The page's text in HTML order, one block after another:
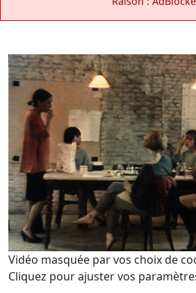
Vidéo masquée par vos choix de
Cliquez pour ajuster vos